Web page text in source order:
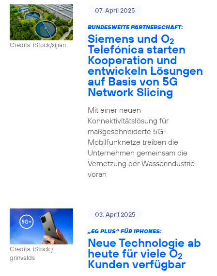
Credits: iStock/xijian
07. April 2025
BUNDESWEITE PARTNERSCHAFT:
Siemens und O2
Telefónica starten
Kooperation und
entwickeln Lösungen
auf Basis von 5G
Network Slicing
Mit einer neuen
Konnektivitätslösung für
maßgeschneiderte 5G-
Mobilfunknetze treiben die
Unternehmen gemeinsam die
Vernetzung der Wasserindustrie
voran
Credits: iStock /
grinvalds
03. April 2025
„5G PLUS“ FÜR IPHONES:
Neue Technologie ab
heute für viele O2
Kunden verfügbar